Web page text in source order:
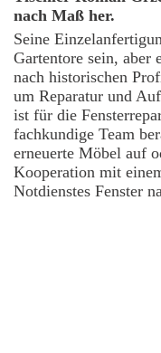
nach Maß her.
Seine
Gartentore sein, aber
nach historischen
um Reparatur und
ist für die
fachkundige Team
erneuerte Möbel auf
Kooperation mit
Notdienstes Fenster